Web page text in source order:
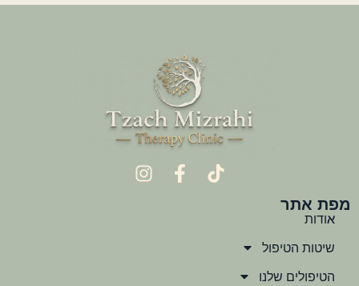
מפת אתר
אודות
שיטות הטיפול
הטיפולים שלנו